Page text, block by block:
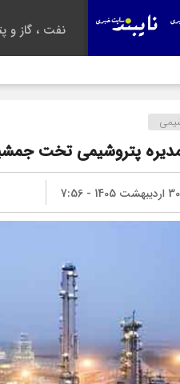
نفت ، گاز و
پتروشیمی تخت
30 اردیبهشت 1405 - 7:56